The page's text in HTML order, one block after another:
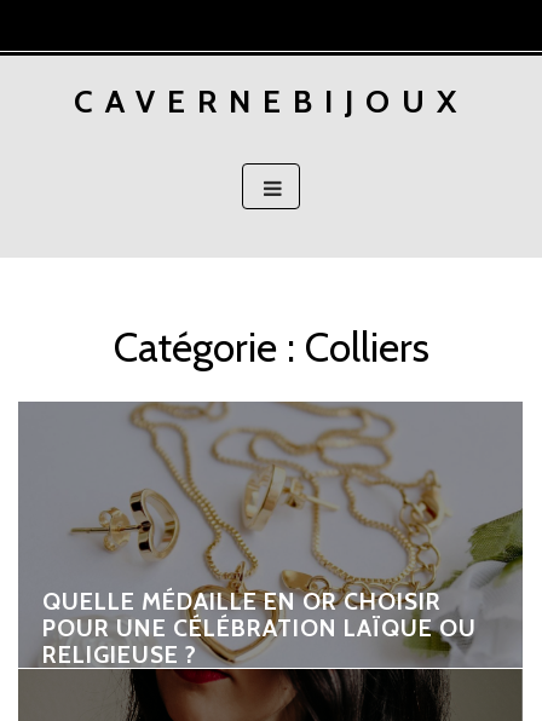
au
principalCAVERNEBIJOUX
Catégorie : Colliers
QUELLE MÉDAILLE EN OR CHOISIR
POUR UNE CÉLÉBRATION LAÏQUE OU
RELIGIEUSE ?